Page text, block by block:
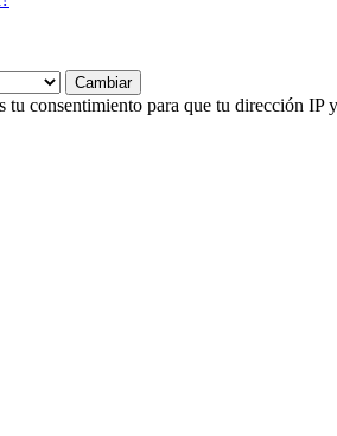
tu consentimiento para que tu dirección IP